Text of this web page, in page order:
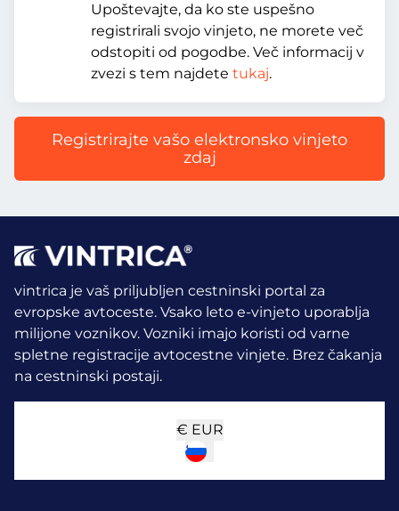
Upoštevajte, da ko ste uspešno
registrirali svojo vinjeto, ne morete več
odstopiti od pogodbe. Več informacij v
zvezi s tem najdete tukaj.
Registrirajte vašo elektronsko vinjeto
zdaj
vintrica je vaš priljubljen cestninski portal za
evropske avtoceste. Vsako leto e-vinjeto uporablja
milijone voznikov. Vozniki imajo koristi od varne
spletne registracije avtocestne vinjete. Brez čakanja
na cestninski postaji.
€ EUR